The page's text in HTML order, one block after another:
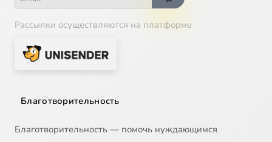
Рассылки осуществляются на платформе
Благотворительность
Благотворительность — помочь нуждающимся